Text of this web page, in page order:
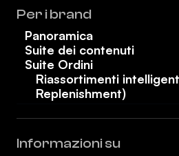
Per i brand
Panoramica
Suite dei contenuti
Suite Ordini
Riassortimenti
Replenishment)
Informazioni su